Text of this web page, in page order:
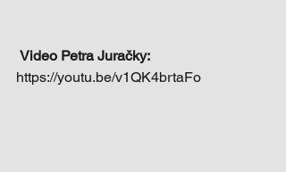
Video Petra Juračky:
https://youtu.be/v1QK4brtaFo